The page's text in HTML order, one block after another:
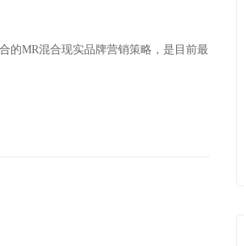
的MR混合现实品牌营销策略，是目前最